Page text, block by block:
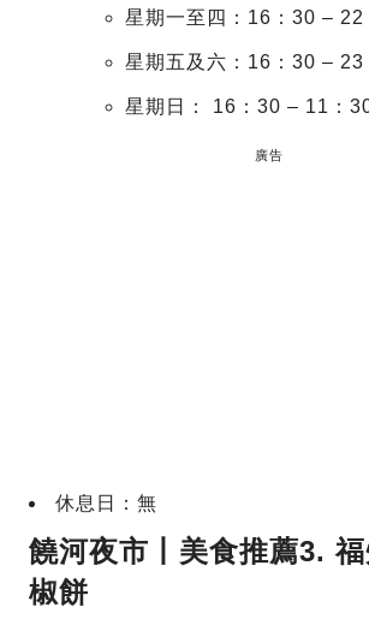
星期一至四：16：30 – 22
星期五及六：16：30 – 23
星期日： 16：30 – 11：
廣告
休息日：無
饒河夜市丨美食推薦3.
椒餅